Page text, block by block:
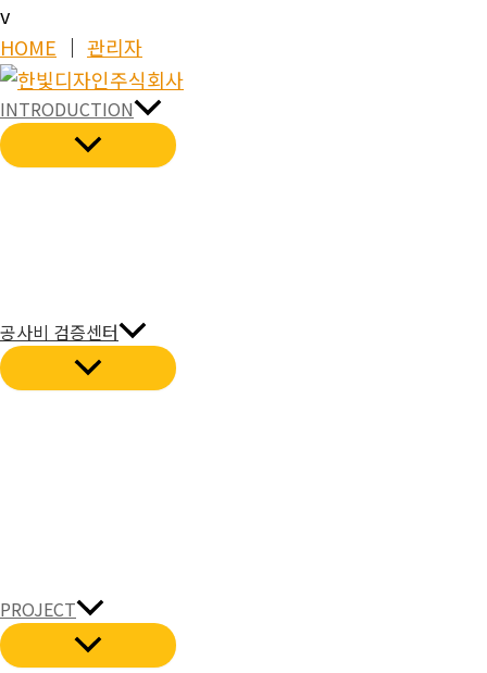
v콘
텐
츠
로
너
HOME │ 관리자
INTRODUCTION
공사비 검증센터
PROJECT